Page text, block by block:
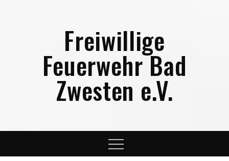
Freiwillige
Feuerwehr Bad
Zwesten e.V.
Menu